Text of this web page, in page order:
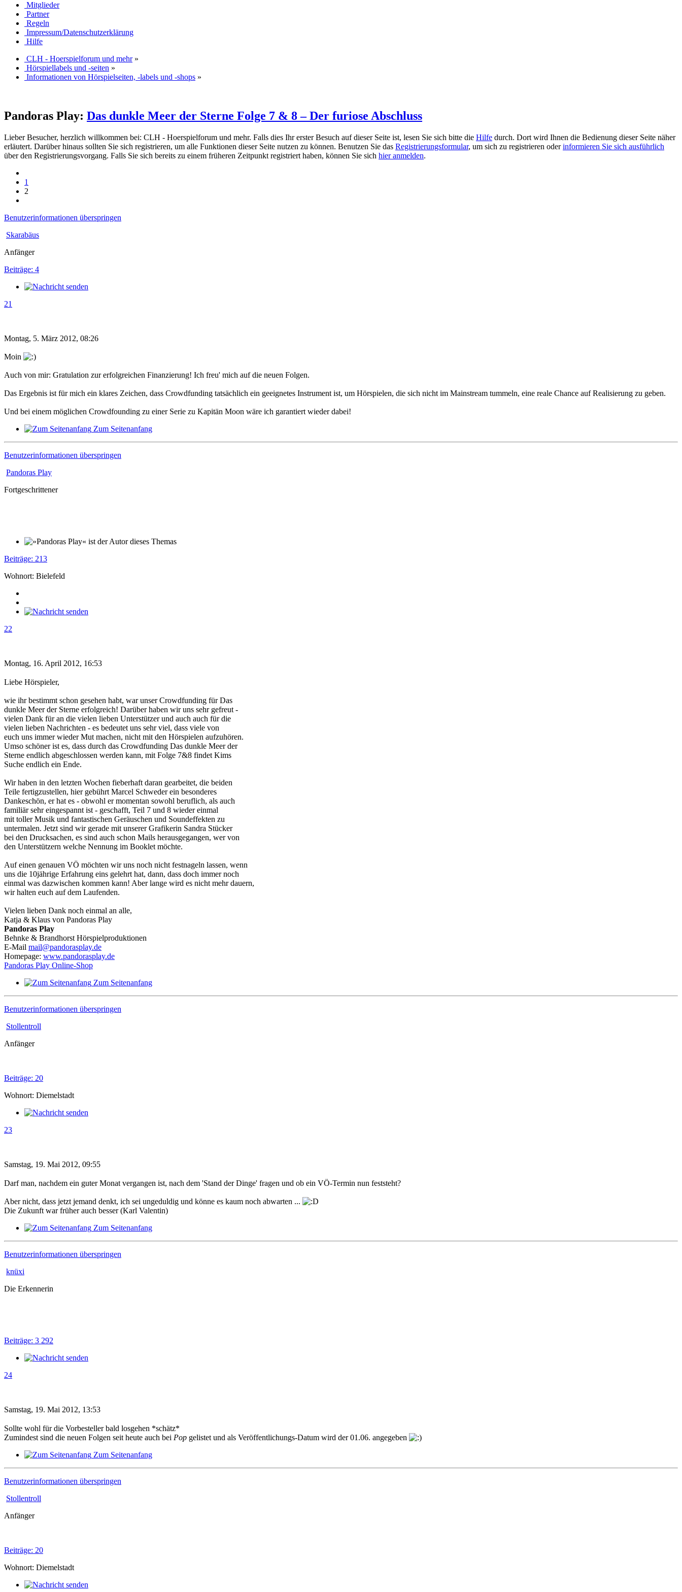
Mitglieder
Partner
Regeln
Impressum/Datenschutzerklärung
Hilfe
CLH - Hoerspielforum und mehr»
Hörspiellabels und -seiten »
Informationen von Hörspielseiten, -labels und -shops »
Pandoras Play: Das dunkle Meer der Sterne Folge 7 & 8 – Der furiose Abschluss
Lieber Besucher, herzlich willkommen bei: CLH - Hoerspielforum und mehr. Falls dies Ihr erster Besuch auf dieser Seite ist, lesen Sie sich bitte die Hilfe durch. Dort wird Ihnen die Bedienung dieser Seite näher
erläutert. Darüber hinaus sollten Sie sich registrieren, um alle Funktionen dieser Seite nutzen zu können. Benutzen Sie das Registrierungsformular, um sich zu registrieren oderinformieren Sie sich ausführlich
über den Registrierungsvorgang. Falls Sie sich bereits zu einem früheren Zeitpunkt registriert haben, können Sie sich hier anmelden.
1
2
Benutzerinformationen überspringen
Skarabäus
Anfänger
Beiträge: 4
21
Montag, 5. März 2012, 08:26
Moin
Auch von mir: Gratulation zur erfolgreichen Finanzierung! Ich freu' mich auf die neuen Folgen.
Das Ergebnis ist für mich ein klares Zeichen, dass Crowdfunding tatsächlich ein geeignetes Instrument ist, um Hörspielen, die sich nicht im Mainstream tummeln, eine reale Chance auf Realisierung zu geben.
Und bei einem möglichen Crowdfounding zu einer Serie zu Kapitän Moon wäre ich garantiert wieder dabei!
Zum Seitenanfang
Benutzerinformationen überspringen
Pandoras Play
Fortgeschrittener
Beiträge: 213
Wohnort: Bielefeld
22
Montag, 16. April 2012, 16:53
Liebe Hörspieler,
wie ihr bestimmt schon gesehen habt, war unser Crowdfunding für Das
dunkle Meer der Sterne erfolgreich! Darüber haben wir uns sehr gefreut -
vielen Dank für an die vielen lieben Unterstützer und auch auch für die
vielen lieben Nachrichten - es bedeutet uns sehr viel, dass viele von
euch uns immer wieder Mut machen, nicht mit den Hörspielen aufzuhören.
Umso schöner ist es, dass durch das Crowdfunding Das dunkle Meer der
Sterne endlich abgeschlossen werden kann, mit Folge 7&8 findet Kims
Suche endlich ein Ende.
Wir haben in den letzten Wochen fieberhaft daran gearbeitet, die beiden
Teile fertigzustellen, hier gebührt Marcel Schweder ein besonderes
Dankeschön, er hat es - obwohl er momentan sowohl beruflich, als auch
familiär sehr eingespannt ist - geschafft, Teil 7 und 8 wieder einmal
mit toller Musik und fantastischen Geräuschen und Soundeffekten zu
untermalen. Jetzt sind wir gerade mit unserer Grafikerin Sandra Stücker
bei den Drucksachen, es sind auch schon Mails herausgegangen, wer von
den Unterstützern welche Nennung im Booklet möchte.
Auf einen genauen VÖ möchten wir uns noch nicht festnageln lassen, wenn
uns die 10jährige Erfahrung eins gelehrt hat, dann, dass doch immer noch
einmal was dazwischen kommen kann! Aber lange wird es nicht mehr dauern,
wir halten euch auf dem Laufenden.
Vielen lieben Dank noch einmal an alle,
Katja & Klaus von Pandoras Play
Pandoras Play
Behnke & Brandhorst Hörspielproduktionen
E-Mail mail@pandorasplay.de
Homepage: www.pandorasplay.de
Pandoras Play Online-Shop
Zum Seitenanfang
Benutzerinformationen überspringen
Stollentroll
Anfänger
Beiträge: 20
Wohnort: Diemelstadt
23
Samstag, 19. Mai 2012, 09:55
Darf man, nachdem ein guter Monat vergangen ist, nach dem 'Stand der Dinge' fragen und ob ein VÖ-Termin nun feststeht?
Aber nicht, dass jetzt jemand denkt, ich sei ungeduldig und könne es kaum noch abwarten ...
Die Zukunft war früher auch besser (Karl Valentin)
Zum Seitenanfang
Benutzerinformationen überspringen
knüxi
Die Erkennerin
Beiträge: 3 292
24
Samstag, 19. Mai 2012, 13:53
Sollte wohl für die Vorbesteller bald losgehen *schätz*
Zumindest sind die neuen Folgen seit heute auch bei Pop gelistet und als Veröffentlichungs-Datum wird der 01.06. angegeben
Zum Seitenanfang
Benutzerinformationen überspringen
Stollentroll
Anfänger
Beiträge: 20
Wohnort: Diemelstadt